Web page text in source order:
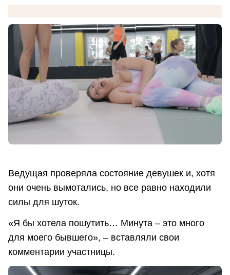
Ведущая проверяла состояние девушек и, хотя
они очень вымотались, но все равно находили
силы для шуток.
«Я бы хотела пошутить… Минута – это много
для моего бывшего», – вставляли свои
комментарии участницы.